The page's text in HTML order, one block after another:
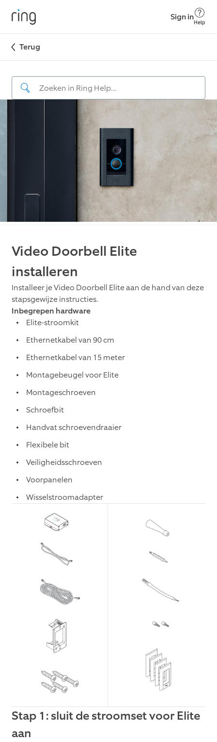
Sign in
Help
Terug
Video Doorbell Elite
installeren
Installeer je Video Doorbell Elite aan de hand van deze
stapsgewijze instructies.
Inbegrepen hardware
Elite-stroomkit
Ethernetkabel van 90 cm
Ethernetkabel van 15 meter
Montagebeugel voor Elite
Montageschroeven
Schroefbit
Handvat schroevendraaier
Flexibele bit
Veiligheidsschroeven
Voorpanelen
Wisselstroomadapter
Stap 1: sluit de stroomset voor Elite
aan